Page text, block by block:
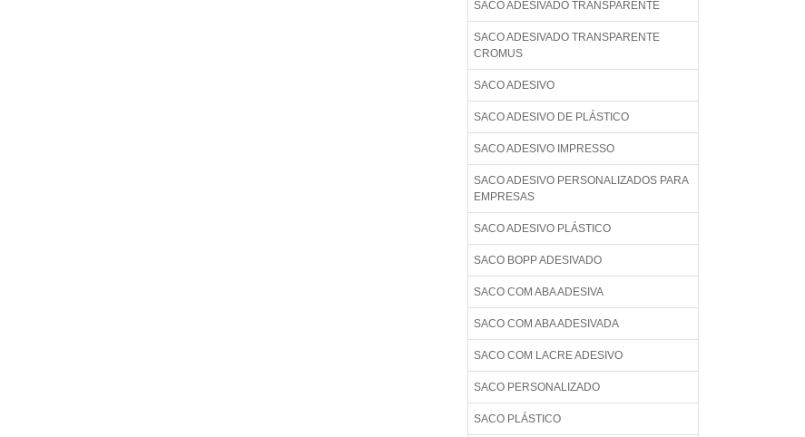
SACO ADESIVADO TRANSPARENTE
SACO ADESIVADO TRANSPARENTE
CROMUS
SACO ADESIVO
SACO ADESIVO DE PLÁSTICO
SACO ADESIVO IMPRESSO
SACO ADESIVO PERSONALIZADOS PARA
EMPRESAS
SACO ADESIVO PLÁSTICO
SACO BOPP ADESIVADO
SACO COM ABA ADESIVA
SACO COM ABA ADESIVADA
SACO COM LACRE ADESIVO
SACO PERSONALIZADO
SACO PLÁSTICO